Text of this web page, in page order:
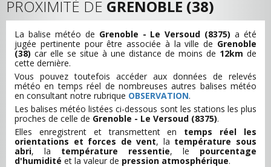
PROXIMITÉ DE GRENOBLE (38)
La balise météo de Grenoble - Le Versoud (8375) a été
jugée pertinente pour être associée à la ville de Grenoble
(38) car elle se situe à une distance de moins de 12km de
cette dernière.
Vous pouvez toutefois accéder aux données de relevés
météo en temps réel de nombreuses autres balises météo
en consultant notre rubrique OBSERVATION.
Les balises météo listées ci-dessous sont les stations les plus
proches de celle de Grenoble - Le Versoud (8375).
Elles enregistrent et transmettent en temps réel les
orientations et forces de vent, la température sous
abri, la température ressentie, le pourcentage
d'humidité et la valeur de pression atmosphérique.